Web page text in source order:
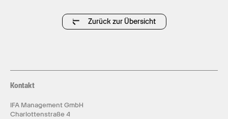
Zurück zur Übersicht
Kontakt
IFA Management GmbH
Charlottenstraße 4